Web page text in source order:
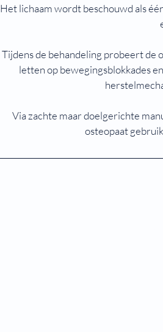
Het lichaam wordt beschouwd als
Tijdens de behandeling probeert de
letten op bewegingsblokkades
Via zachte maar doelgerichte
osteopaat